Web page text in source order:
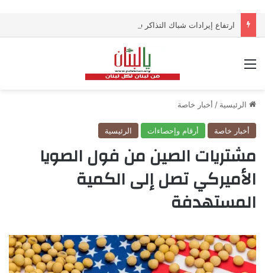
الرئيسية / أخبار خاصة
أخبار خاصة أرقام وإحصاءات الرئيسية
مشتريات الصين من فول الصويا
الأميركي تصل إلى الكمية
المستهدفة